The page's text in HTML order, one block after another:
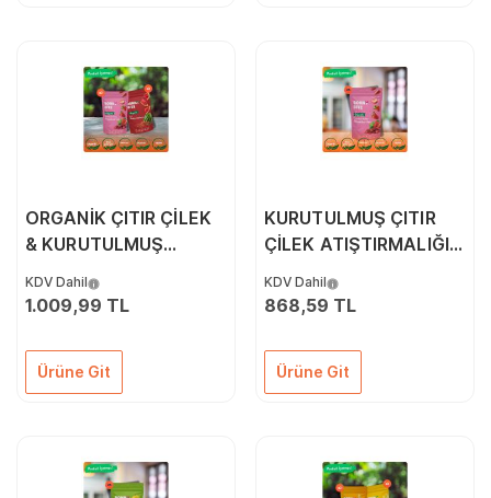
ORGANİK ÇITIR ÇİLEK
& KURUTULMUŞ
KDV Dahil
1.009,99 TL
Ürüne Git
KURUTULMUŞ ÇITIR
ÇİLEK ATIŞTIRMALIĞI
KDV Dahil
868,59 TL
Ürüne Git